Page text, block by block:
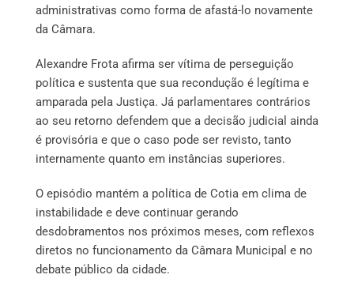
administrativas como forma de afastá-lo novamente
da Câmara.
Alexandre Frota afirma ser vítima de perseguição
política e sustenta que sua recondução é legítima e
amparada pela Justiça. Já parlamentares contrários
ao seu retorno defendem que a decisão judicial ainda
é provisória e que o caso pode ser revisto, tanto
internamente quanto em instâncias superiores.
O episódio mantém a política de Cotia em clima de
instabilidade e deve continuar gerando
desdobramentos nos próximos meses, com reflexos
diretos no funcionamento da Câmara Municipal e no
debate público da cidade.